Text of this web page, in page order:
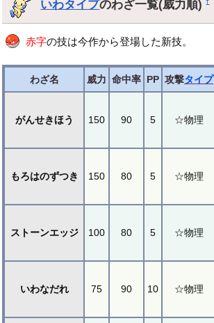
いわタイプのわざ一覧(威力順)†
赤字の技は今作から登場した新技。
わざ名 威力 命中率 PP 攻撃タイプ
がんせきほう 150 90 5 ☆物理
もろはのずつき 150 80 5 ☆物理
ストーンエッジ 100 80 5 ☆物理
いわなだれ 75 90 10 ☆物理